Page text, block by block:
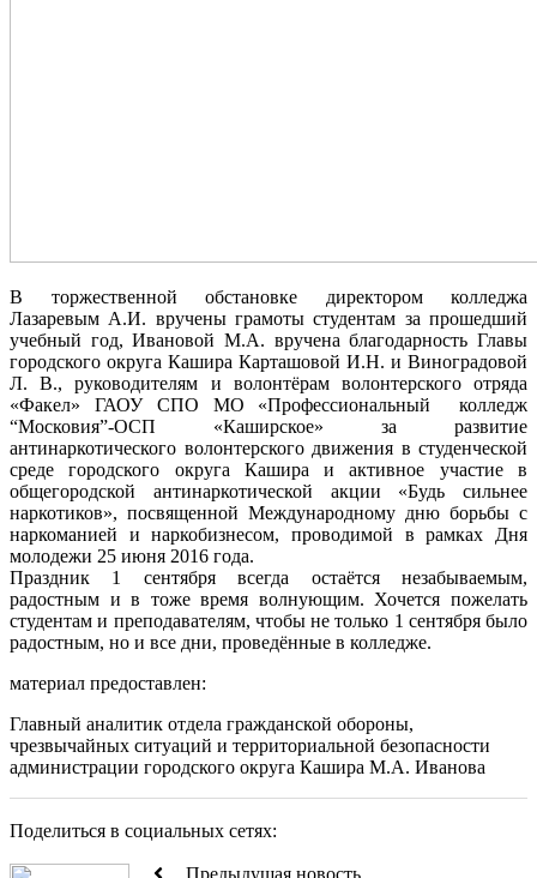
В торжественной обстановке директором колледжа
Лазаревым А.И. вручены грамоты студентам за прошедший
учебный год, Ивановой М.А. вручена благодарность Главы
городского округа Кашира Карташовой И.Н. и Виноградовой
Л. В., руководителям и волонтёрам волонтерского отряда
«Факел» ГАОУ СПО МО «Профессиональный колледж
“Московия”-ОСП «Каширское» за развитие
антинаркотического волонтерского движения в студенческой
среде городского округа Кашира и активное участие в
общегородской антинаркотической акции «Будь сильнее
наркотиков», посвященной Международному дню борьбы с
наркоманией и наркобизнесом, проводимой в рамках Дня
молодежи 25 июня 2016 года.
Праздник 1 сентября всегда остаётся незабываемым,
радостным и в тоже время волнующим. Хочется пожелать
студентам и преподавателям, чтобы не только 1 сентября было
радостным, но и все дни, проведённые в колледже.
материал предоставлен:
Главный аналитик отдела гражданской обороны,
чрезвычайных ситуаций и территориальной безопасности
администрации городского округа Кашира М.А. Иванова
Поделиться в социальных сетях:
Предыдущая новость